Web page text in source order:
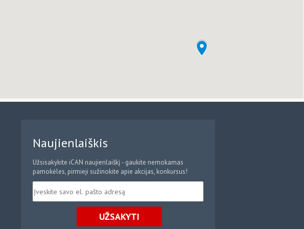
Naujienlaiškis
Užsisakykite iCAN naujienlaiškį - gaukite nemokamas
pamokėles, pirmieji sužinokite apie akcijas, konkursus!
UŽSAKYTI